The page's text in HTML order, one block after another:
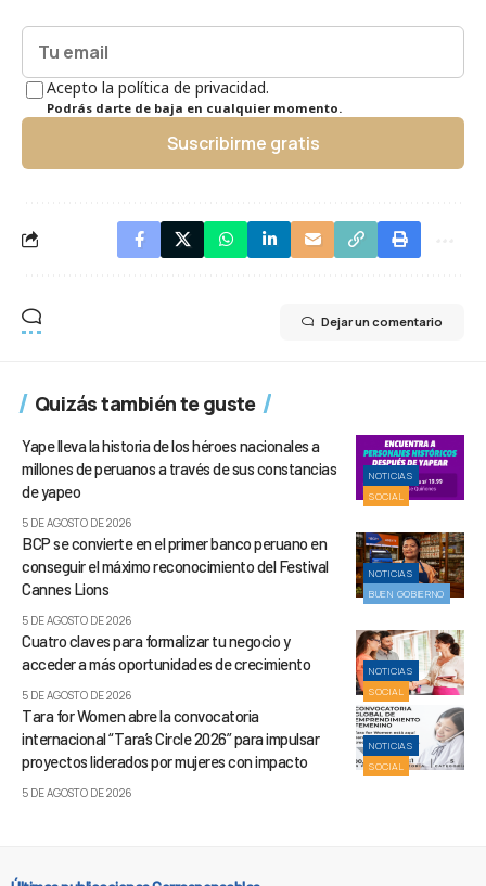
Acepto la política de privacidad.
Podrás darte de baja en cualquier momento.
Suscribirme gratis
Dejar un comentario
Quizás también te guste
NOTICIAS
SOCIAL
Yape lleva la historia de los héroes nacionales a
millones de peruanos a través de sus constancias
de yapeo
5 DE AGOSTO DE 2026
NOTICIAS
BUEN GOBIERNO
BCP se convierte en el primer banco peruano en
conseguir el máximo reconocimiento del Festival
Cannes Lions
5 DE AGOSTO DE 2026
NOTICIAS
SOCIAL
Cuatro claves para formalizar tu negocio y
acceder a más oportunidades de crecimiento
5 DE AGOSTO DE 2026
NOTICIAS
SOCIAL
Tara for Women abre la convocatoria
internacional “Tara’s Circle 2026” para impulsar
proyectos liderados por mujeres con impacto
5 DE AGOSTO DE 2026